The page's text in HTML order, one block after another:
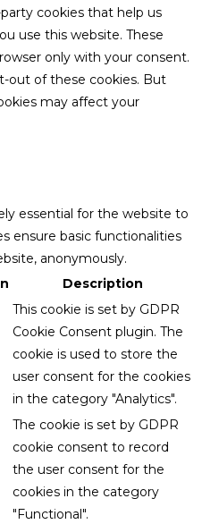
cookies that help us
use this website. These
only with your consent.
out of these cookies. But
may affect your
essential for the website to
ensure basic functionalities
anonymously.
Description
This cookie is set by GDPR
Cookie Consent plugin. The
cookie is used to store the
user consent for the cookies
in the category "Analytics".
The cookie is set by GDPR
cookie consent to record
the user consent for the
cookies in the category
"Functional".